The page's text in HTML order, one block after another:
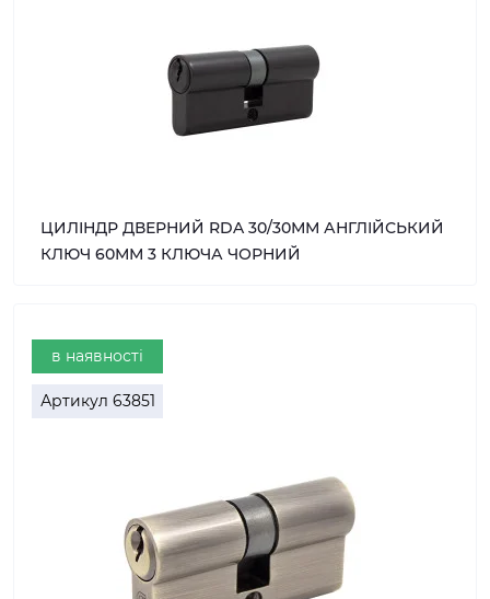
ЦИЛІНДР ДВЕРНИЙ RDA 30/30ММ АНГЛІЙСЬКИЙ
КЛЮЧ 60ММ 3 КЛЮЧА ЧОРНИЙ
в наявності
Артикул 63851